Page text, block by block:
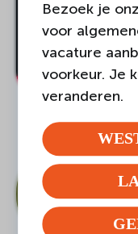
Bezoek je
voor
vacature
voorkeur. Je
veranderen.